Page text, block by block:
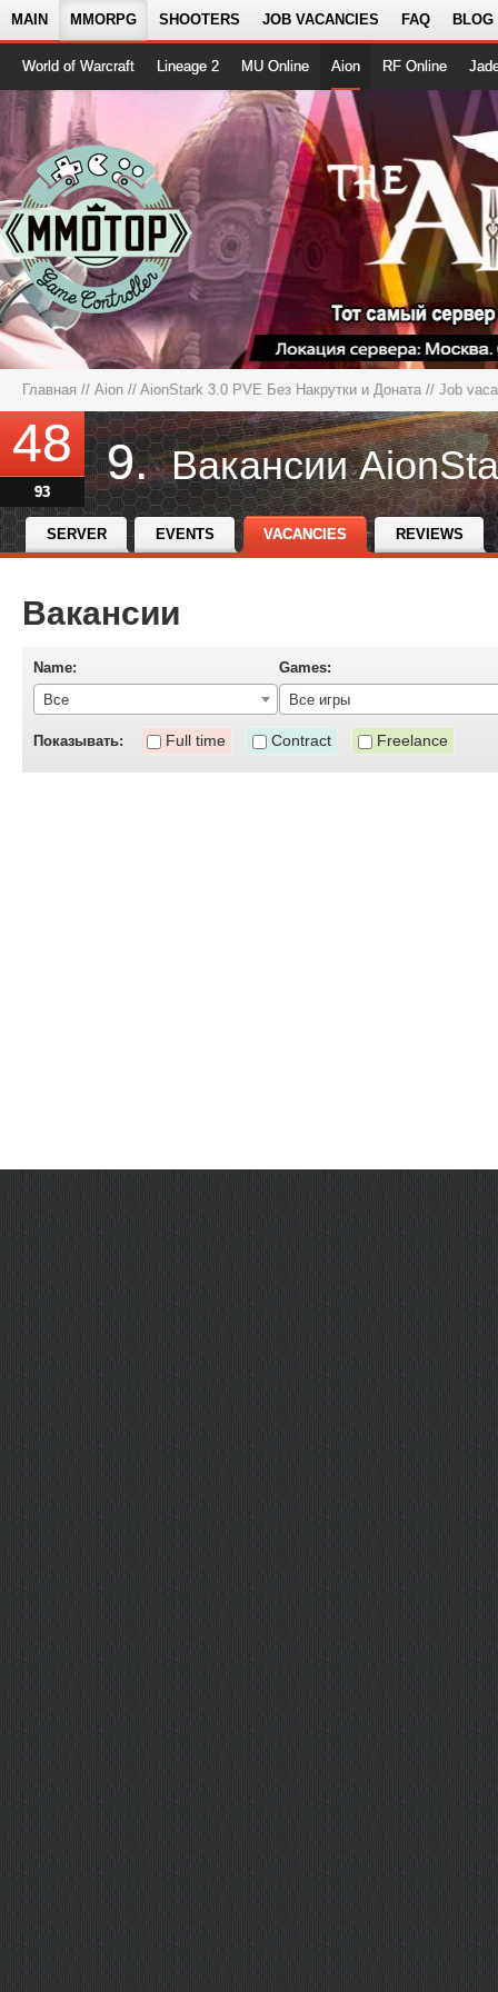
MAIN MMORPG SHOOTERS JOB VACANCIES FAQ BLOG
World of Warcraft Lineage 2 MU Online Aion RF Online
Главная // Aion // AionStark 3.0 PVE Без Накрутки и Доната // Job
48
93
9.
SERVER EVENTS VACANCIES REVIEWS
Вакансии
Name:
Все
Games:
Все игры
Показывать: Full time Contract Freelance